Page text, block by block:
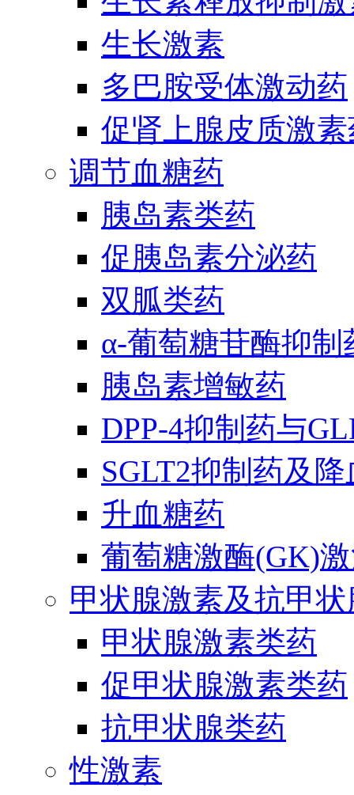
生长激素
多巴胺受体激动药
促肾上腺皮质激
调节血糖药
胰岛素类药
促胰岛素分泌药
双胍类药
α-葡萄糖苷酶抑制
胰岛素增敏药
DPP-4抑制药与
SGLT2抑制药及
升血糖药
葡萄糖激酶(GK)
甲状腺激素及抗甲
甲状腺激素类药
促甲状腺激素类药
抗甲状腺类药
性激素